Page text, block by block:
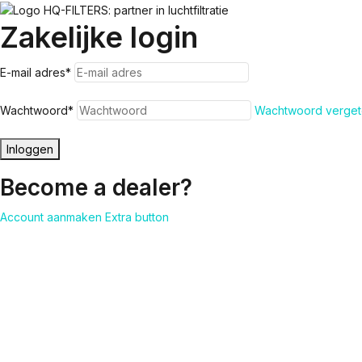
Zakelijke login
E-mail adres*
Wachtwoord* Wachtwoord
Inloggen
Become a dealer?
Account aanmaken Extra button